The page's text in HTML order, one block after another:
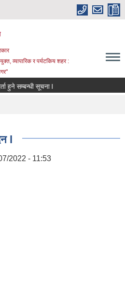
व्यापारिक र पर्यटकिय शहर :
सेवा खरिद कार्यका लागि सूची दर्ता हुने सम्बन्धी सूचना l
l
2022 - 11:53